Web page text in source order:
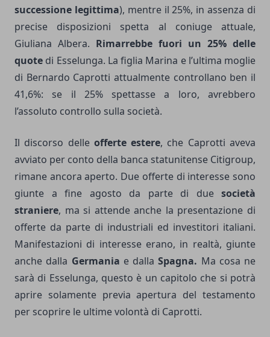
successione legittima), mentre il 25%, in assenza di
precise disposizioni spetta al coniuge attuale,
Giuliana Albera. Rimarrebbe fuori un 25% delle
quote di Esselunga. La figlia Marina e l’ultima moglie
di Bernardo Caprotti attualmente controllano ben il
41,6%: se il 25% spettasse a loro, avrebbero
l’assoluto controllo sulla società.
Il discorso delle offerte estere, che Caprotti aveva
avviato per conto della banca statunitense Citigroup,
rimane ancora aperto. Due offerte di interesse sono
giunte a fine agosto da parte di due società
straniere, ma si attende anche la presentazione di
offerte da parte di industriali ed investitori italiani.
Manifestazioni di interesse erano, in realtà, giunte
anche dalla Germania e dallaSpagna. Ma cosa ne
sarà di Esselunga, questo è un capitolo che si potrà
aprire solamente previa apertura del testamento
per scoprire le ultime volontà di Caprotti.